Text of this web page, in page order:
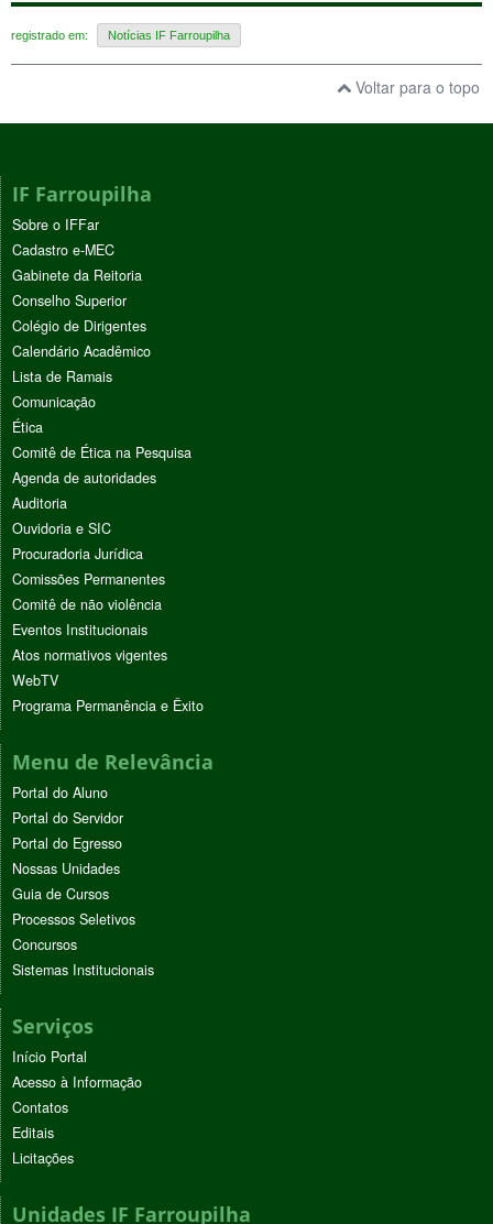
registrado em: Notícias IF Farroupilha
Voltar para o topo
IF Farroupilha
Sobre o IFFar
Cadastro e-MEC
Gabinete da Reitoria
Conselho Superior
Colégio de Dirigentes
Calendário Acadêmico
Lista de Ramais
Comunicação
Ética
Comitê de Ética na Pesquisa
Agenda de autoridades
Auditoria
Ouvidoria e SIC
Procuradoria Jurídica
Comissões Permanentes
Comitê de não violência
Eventos Institucionais
Atos normativos vigentes
WebTV
Programa Permanência e Êxito
Menu de Relevância
Portal do Aluno
Portal do Servidor
Portal do Egresso
Nossas Unidades
Guia de Cursos
Processos Seletivos
Concursos
Sistemas Institucionais
Serviços
Início Portal
Acesso à Informação
Contatos
Editais
Licitações
Unidades IF Farroupilha